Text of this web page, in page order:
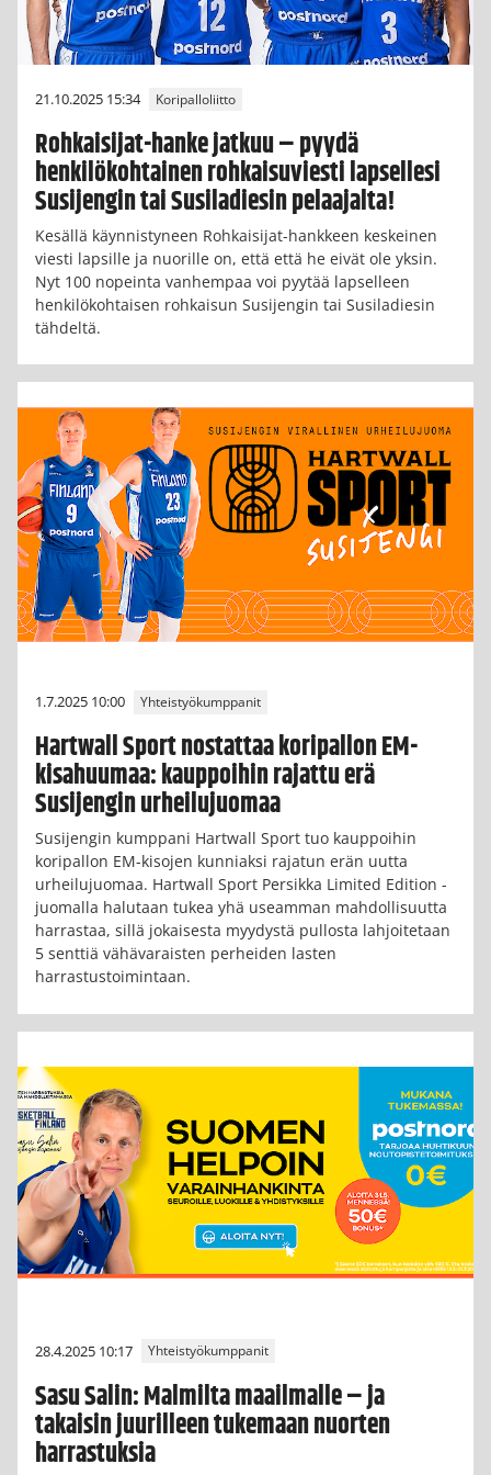
21.10.2025 15:34 Koripalloliitto
Rohkaisijat-hanke jatkuu – pyydä
henkilökohtainen rohkaisuviesti lapsellesi
Susijengin tai Susiladiesin pelaajalta!
Kesällä käynnistyneen Rohkaisijat-hankkeen keskeinen
viesti lapsille ja nuorille on, että että he eivät ole yksin.
Nyt 100 nopeinta vanhempaa voi pyytää lapselleen
henkilökohtaisen rohkaisun Susijengin tai Susiladiesin
tähdeltä.
1.7.2025 10:00 Yhteistyökumppanit
Hartwall Sport nostattaa koripallon EM-
kisahuumaa: kauppoihin rajattu erä
Susijengin urheilujuomaa
Susijengin kumppani Hartwall Sport tuo kauppoihin
koripallon EM-kisojen kunniaksi rajatun erän uutta
urheilujuomaa. Hartwall Sport Persikka Limited Edition -
juomalla halutaan tukea yhä useamman mahdollisuutta
harrastaa, sillä jokaisesta myydystä pullosta lahjoitetaan
5 senttiä vähävaraisten perheiden lasten
harrastustoimintaan.
28.4.2025 10:17 Yhteistyökumppanit
Sasu Salin: Malmilta maailmalle – ja
takaisin juurilleen tukemaan nuorten
harrastuksia